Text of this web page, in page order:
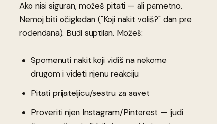
Ako nisi siguran, možeš pitati — ali pametno.
Nemoj biti očigledan ("Koji nakit voliš?" dan pre
rođendana). Budi suptilan. Možeš:
Spomenuti nakit koji vidiš na nekome
drugom i videti njenu reakciju
Pitati prijateljicu/sestru za savet
Proveriti njen Instagram/Pinterest — ljudi